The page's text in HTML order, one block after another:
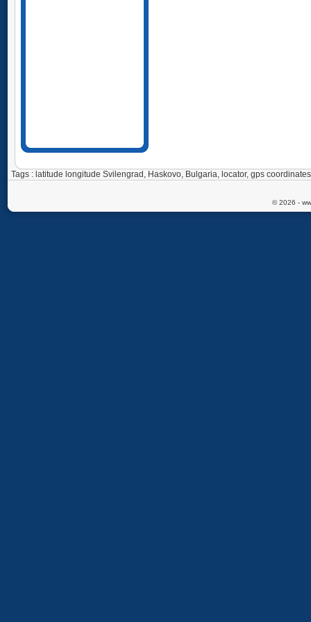
Tags : latitude longitude Svilengrad, Haskovo, Bulgaria, locator, gps
© 2026 -